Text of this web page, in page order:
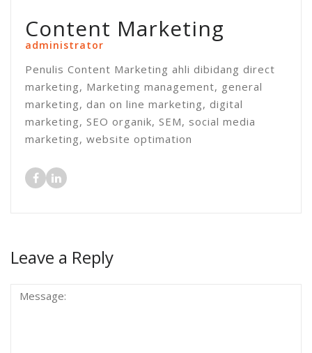
Content Marketing
administrator
Penulis Content Marketing ahli dibidang direct
marketing, Marketing management, general
marketing, dan on line marketing, digital
marketing, SEO organik, SEM, social media
marketing, website optimation
Leave a Reply